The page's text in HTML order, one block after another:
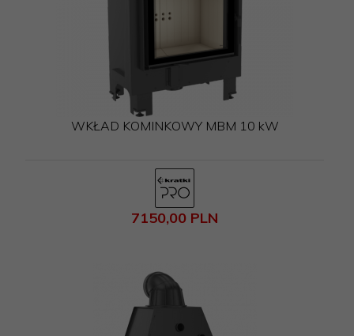
WKŁAD KOMINKOWY MBM 10 kW
7150,00 PLN